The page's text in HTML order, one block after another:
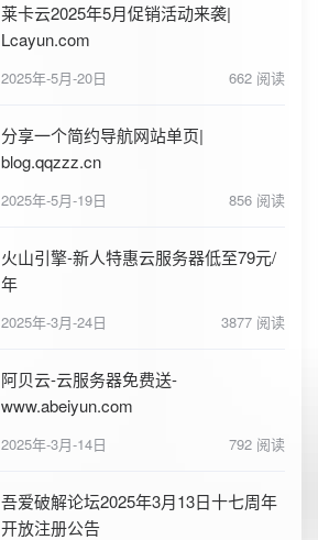
莱卡云2025年5月促销活动来袭|
Lcayun.com
2025年-5月-20日 662 阅读
分享一个简约导航网站单页|
blog.qqzzz.cn
2025年-5月-19日 856 阅读
火山引擎-新人特惠云服务器低至79元/
年
2025年-3月-24日 3877 阅读
阿贝云-云服务器免费送-
www.abeiyun.com
2025年-3月-14日 792 阅读
吾爱破解论坛2025年3月13日十七周年
开放注册公告